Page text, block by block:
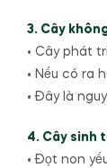
3. Cây
• Cây phát
• Nếu có ra
• Đây là
4. Cây sinh
• Đọt non